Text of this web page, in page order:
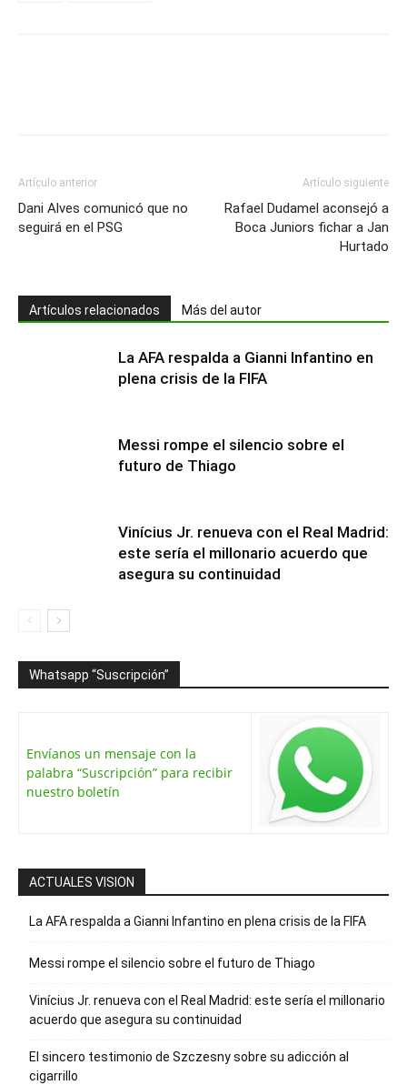
Artículo anterior
Dani Alves comunicó que no
seguirá en el PSG
Artículo siguiente
Rafael Dudamel aconsejó a
Boca Juniors fichar a Jan
Hurtado
Artículos relacionados Más del autor
La AFA respalda a Gianni Infantino en
plena crisis de la FIFA
Messi rompe el silencio sobre el
futuro de Thiago
Vinícius Jr. renueva con el Real Madrid:
este sería el millonario acuerdo que
asegura su continuidad
Whatsapp “Suscripción”
Envíanos un mensaje con la
palabra “Suscripción” para recibir
nuestro boletín
ACTUALES VISION
La AFA respalda a Gianni Infantino en plena crisis de la FIFA
Messi rompe el silencio sobre el futuro de Thiago
Vinícius Jr. renueva con el Real Madrid: este sería el millonario
acuerdo que asegura su continuidad
El sincero testimonio de Szczesny sobre su adicción al
cigarrillo